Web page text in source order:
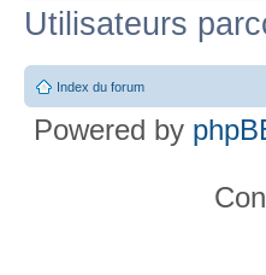
Utilisateurs
Index du forum
Powered by